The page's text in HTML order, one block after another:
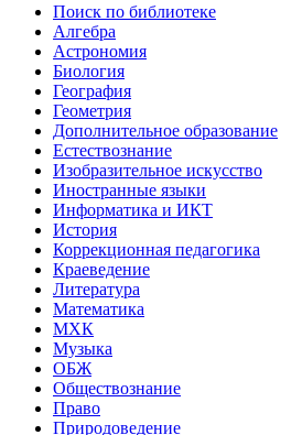
Поиск по библиотеке
Алгебра
Астрономия
Биология
География
Геометрия
Дополнительное образование
Естествознание
Изобразительное искусство
Иностранные языки
Информатика и ИКТ
История
Коррекционная педагогика
Краеведение
Литература
Математика
МХК
Музыка
ОБЖ
Обществознание
Право
Природоведение